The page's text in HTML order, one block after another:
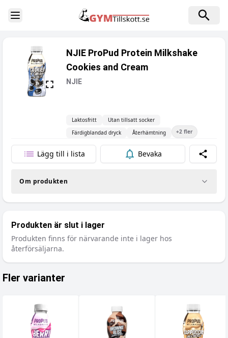
Toggle Sidebar
NJIE ProPud Protein Milkshake
Cookies and Cream
NJIE
Laktosfritt
Utan tillsatt socker
Färdigblandad dryck
Återhämtning +2 fler
Lägg till i lista Bevaka Dela
Om produkten
Produkten är slut i lager
Produkten finns för närvarande inte i lager hos
återförsäljarna.
Fler varianter